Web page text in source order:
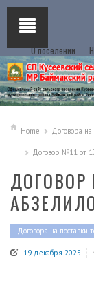
О поселении
Home Договора на
Договор №11 от
ДОГОВОР
Договора на поставки
19 декабря 2025